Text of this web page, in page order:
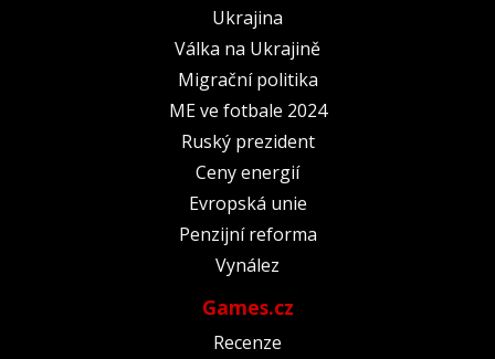
Ukrajina
Válka na Ukrajině
Migrační politika
ME ve fotbale 2024
Ruský prezident
Ceny energií
Evropská unie
Penzijní reforma
Vynález
Games.cz
Recenze